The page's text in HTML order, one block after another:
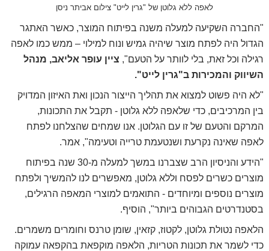
לאפה ללא גלוטן של "גרין לייט" צילום אביתר ניסן
"החברה השקיעה למעלה משנה בפיתוח המוצר, כאשר האתגר
הגדול היה לפתח מוצר שיהיה גמיש ונוח למילוי – ממש כמו לאפה
רגילה וכל זאת, בלי לוותר על הטעם", ציין עופר אליאב, מנהל
השיווק והמכירות ב"גרין לייט".
"לא היה פשוט למצוא את תהליך הייצור הנכון ואת האיזון המדויק
בין המרכיבים, כדי שלאפה ללא גלוטן - תקבל את התכונות,
המרקם והטעם של זו עם הגלוטן. אנו שמחים שהצלחנו לפתח
לאפה שאינה נקרעת ושנטעמת טרייה וטעימה", אמר.
"הידע והניסיון הרב שצברנו במשך למעלה מ-30 שנה בפיתוח
מוצרים כשרים לפסח וללא גלוטן, מאפשרים לנו להמשיך ולפתח
מוצרים נוספים ומיוחדים - התואמים למוצרי המאפה הרגילים,
בסטנדרטים הגבוהים ביותר", הוסיף.
הלאפה נטולת גלוטן, לקטוז, קזאין, שומן טרנס וחומרים משמרים.
כדי לשמר את תכונות הטריות, הלאפה מוקפאת בהקפאה עמוקה